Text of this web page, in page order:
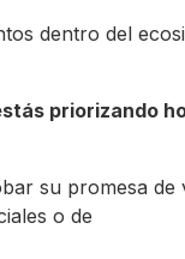
dentro del
priorizando
su promesa de
o de